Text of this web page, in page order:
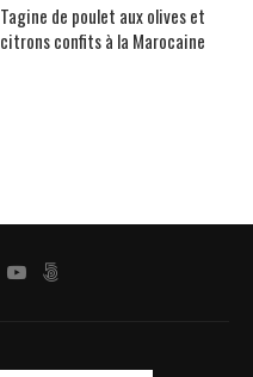
Tagine de poulet aux olives et
citrons confits à la Marocaine